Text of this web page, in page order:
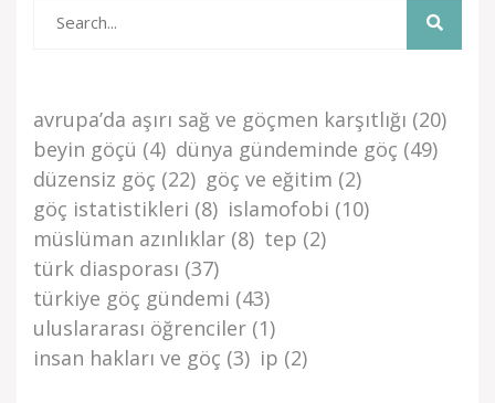
avrupa’da aşiri sağ ve göçmen karşitliği (20)
beyi̇n göçü (4) dünya gündemi̇nde göç (49)
düzensi̇z göç (22) göç ve eği̇ti̇m (2)
göç i̇stati̇sti̇kleri̇ (8) islamofobi (10)
müslüman azınlıklar (8) tep (2)
türk di̇asporasi (37)
türki̇ye göç gündemi̇ (43)
uluslararası öğrenciler (1)
i̇nsan haklari ve göç (3) i̇p (2)